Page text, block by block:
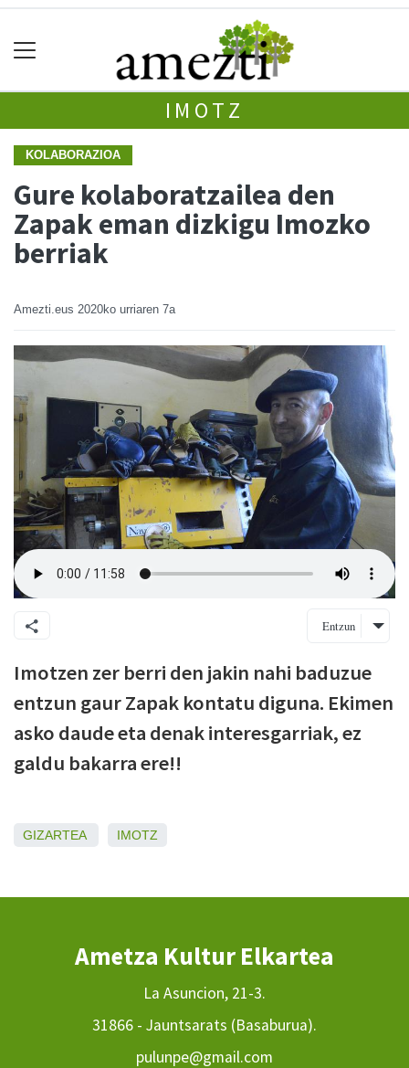
IMOTZ
KOLABORAZIOA
Gure kolaboratzailea den
Zapak eman dizkigu Imozko
berriak
Amezti.eus 2020ko urriaren 7a
Entzun
Imotzen zer berri den jakin nahi baduzue
entzun gaur Zapak kontatu diguna. Ekimen
asko daude eta denak interesgarriak, ez
galdu bakarra ere!!
GIZARTEA IMOTZ
Ametza Kultur Elkartea
La Asuncion, 21-3.
31866 - Jauntsarats (Basaburua).
pulunpe@gmail.com